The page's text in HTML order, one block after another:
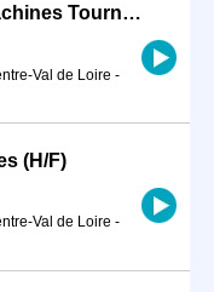
Mécanicien de maintenance Machines Tournantes Nucléaire (H/F)
Val de Loire -
(H/F)
Val de Loire -